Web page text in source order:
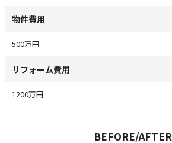
物件費用
500万円
リフォーム費用
1200万円
BEFORE/AFTER